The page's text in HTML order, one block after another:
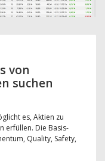
von
suchen
es, Aktien zu
erfüllen. Die Basis-
Quality, Safety,